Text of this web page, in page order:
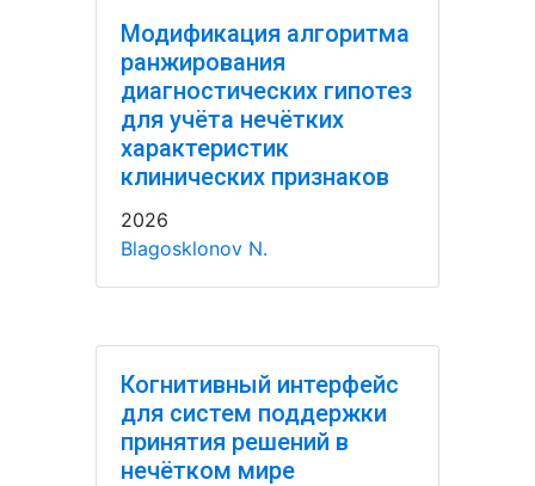
Модификация алгоритма
ранжирования
диагностических гипотез
для учёта нечётких
характеристик
клинических признаков
2026
Blagosklonov N.
Когнитивный интерфейс
для систем поддержки
принятия решений в
нечётком мире